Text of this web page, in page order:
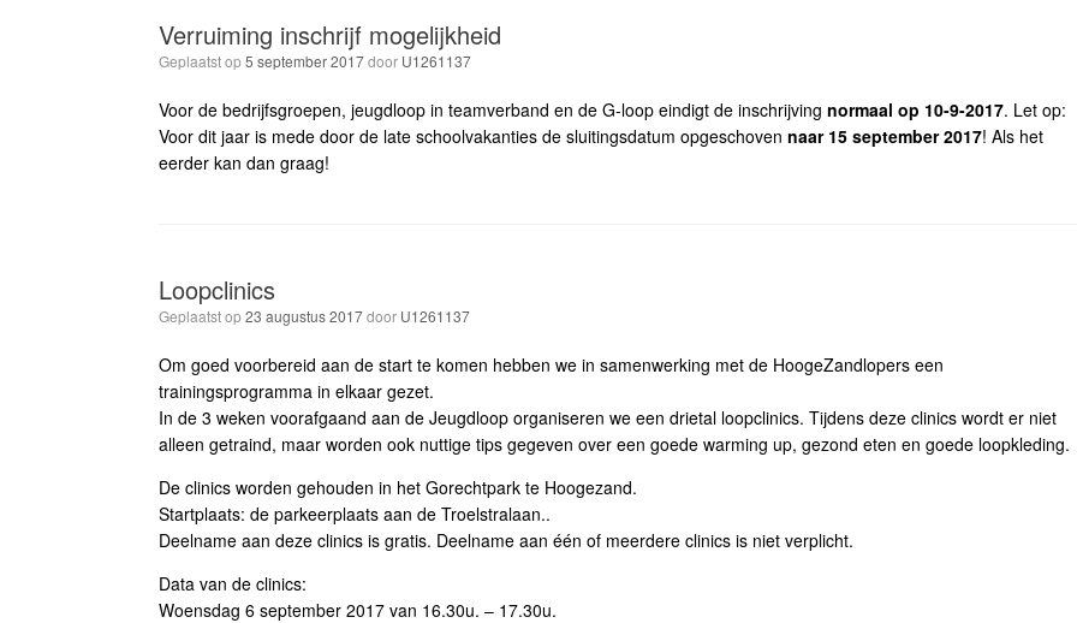
Verruiming inschrijf mogelijkheid
Geplaatst op5 september 2017door U1261137
Voor de bedrijfsgroepen, jeugdloop in teamverband en de G-loop eindigt de inschrijving normaal op 10-9-2017. Let op:
Voor dit jaar is mede door de late schoolvakanties de sluitingsdatum opgeschoven naar 15 september 2017! Als het
eerder kan dan graag!
Loopclinics
Geplaatst op23 augustus 2017door U1261137
Om goed voorbereid aan de start te komen hebben we in samenwerking met de HoogeZandlopers een
trainingsprogramma in elkaar gezet.
In de 3 weken voorafgaand aan de Jeugdloop organiseren we een drietal loopclinics. Tijdens deze clinics wordt er niet
alleen getraind, maar worden ook nuttige tips gegeven over een goede warming up, gezond eten en goede loopkleding.
De clinics worden gehouden in het Gorechtpark te Hoogezand.
Startplaats: de parkeerplaats aan de Troelstralaan..
Deelname aan deze clinics is gratis. Deelname aan één of meerdere clinics is niet verplicht.
Data van de clinics:
Woensdag 6 september 2017 van 16.30u. – 17.30u.